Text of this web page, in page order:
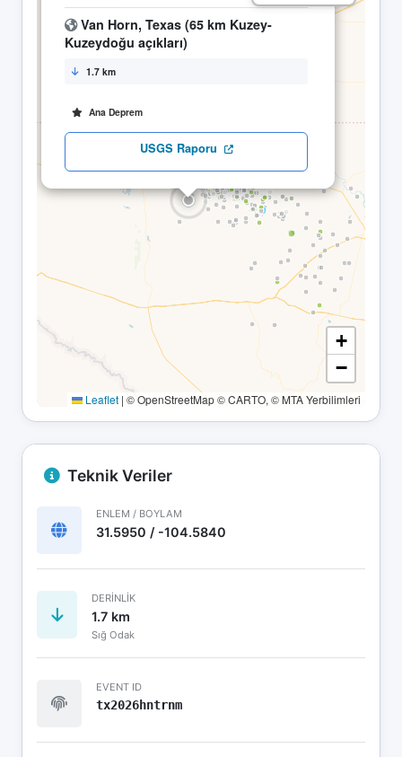
Van Horn, Texas (65 km Kuzey-
Kuzeydoğu açıkları)
1.7 km
Ana Deprem
USGS Raporu
+
−
Leaflet | © OpenStreetMap © CARTO, © MTA Yerbilimleri
Teknik Veriler
ENLEM / BOYLAM
31.5950 / -104.5840
DERINLIK
1.7 km
Sığ Odak
EVENT ID
tx2026hntrnm